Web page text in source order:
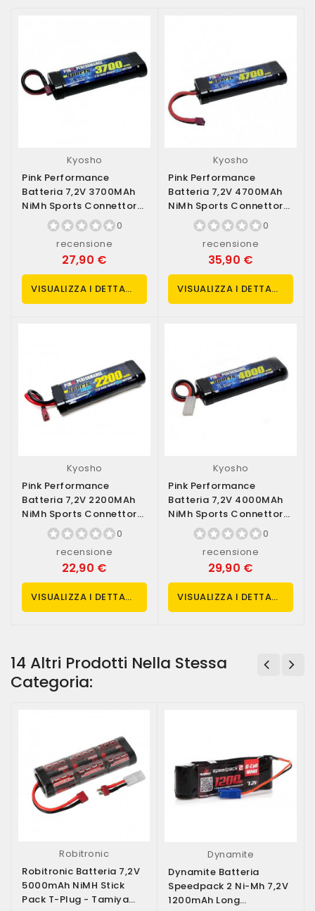
Kyosho
Pink Performance
Batteria 7,2V 3700MAh
NiMh Sports Connettore
Deans (art....
0
recensione
27,90 €
VISUALIZZA I DETTAGLI
Kyosho
Pink Performance
Batteria 7,2V 4700MAh
NiMh Sports Connettore
Deans (art....
0
recensione
35,90 €
VISUALIZZA I DETTAGLI
Kyosho
Pink Performance
Batteria 7,2V 2200MAh
NiMh Sports Connettore
Deans (art....
0
recensione
22,90 €
VISUALIZZA I DETTAGLI
Kyosho
Pink Performance
Batteria 7,2V 4000MAh
NiMh Sports Connettore
Tamiya (art....
0
recensione
29,90 €
VISUALIZZA I DETTAGLI
14 Altri Prodotti Nella Stessa
Categoria:
Robitronic
Robitronic Batteria 7,2V
5000mAh NiMH Stick
Pack T-Plug - Tamiya
Dynamite
Dynamite Batteria
Speedpack 2 Ni-Mh 7,2V
1200mAh Long